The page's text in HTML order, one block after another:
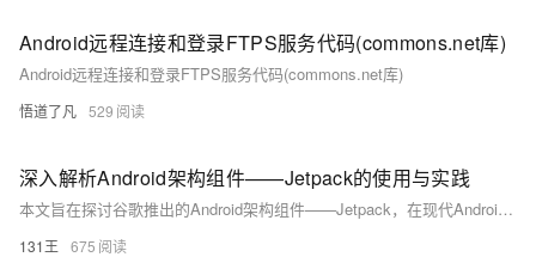
Android远程连接和登录FTPS服务代码(commons.net库)
Android远程连接和登录FTPS服务代码(commons.net库)
悟道了凡 529
深入解析Android架构组件——Jetpack的使用与实践
本文旨在探讨谷歌推出的Android架构组件——Jetpack，在现代Android开发中的应用。Jetpack作为一系列库和工具的集合，旨在帮助开发者更轻松地编写出健壮、可维护且性能优异的应用。通过详细解析各个组件如Lifecycle、ViewModel、LiveData等，我们将了解其原理和使用场景，并结合实例展示如何在实际项目中应用这些组件，提升开发效率和应用质量。
131王 675